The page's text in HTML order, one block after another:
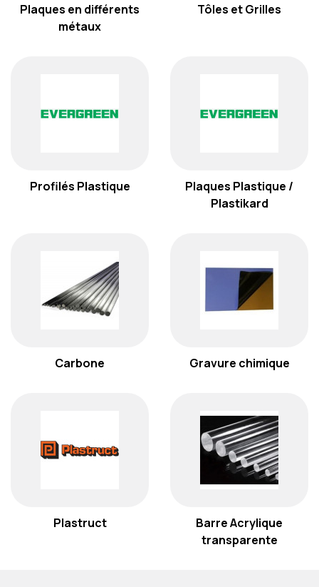
Plaques en différents
métaux
Tôles et Grilles
Profilés Plastique
Plaques Plastique /
Plastikard
Carbone Gravure chimique
Plastruct
Barre Acrylique
transparente